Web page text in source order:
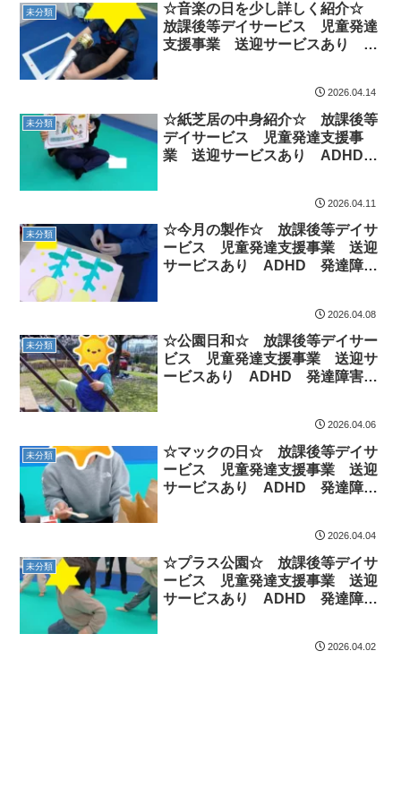
未分類
☆音楽の日を少し詳しく紹介☆
放課後等デイサービス 児童発達
支援事業 送迎サービスあり
2026.04.14
未分類
☆紙芝居の中身紹介☆ 放課後等
デイサービス 児童発達支援事
業 送迎サービスあり ADHD
2026.04.11
未分類
☆今月の製作☆ 放課後等デイサ
ービス 児童発達支援事業 送迎
サービスあり ADHD 発達障
2026.04.08
未分類
☆公園日和☆ 放課後等デイサー
ビス 児童発達支援事業 送迎サ
ービスあり ADHD 発達障害
2026.04.06
未分類
☆マックの日☆ 放課後等デイサ
ービス 児童発達支援事業 送迎
サービスあり ADHD 発達障
2026.04.04
未分類
☆プラス公園☆ 放課後等デイサ
ービス 児童発達支援事業 送迎
サービスあり ADHD 発達障
2026.04.02